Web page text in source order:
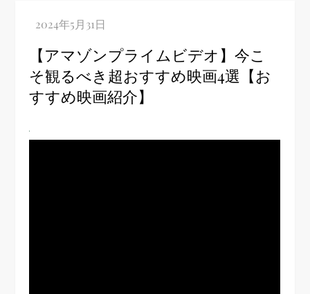
【アマゾンプライムビデオ】今こ
そ観るべき超おすすめ映画4選【お
すすめ映画紹介】